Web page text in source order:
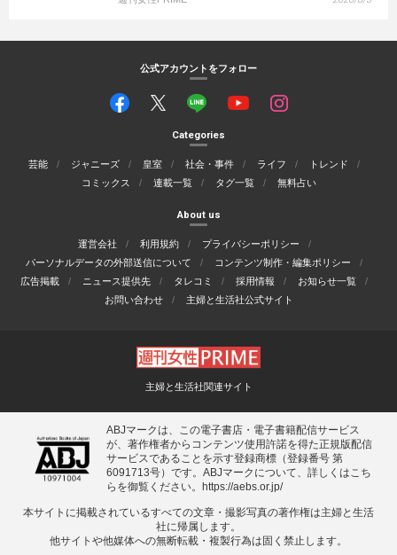
公式アカウントをフォロー
Categories
芸能 ジャニーズ 皇室 社会・事件 ライフ
トレンド
コミックス
連載一覧 タグ一覧 無料占い
About us
運営会社 利用規約
プライバシーポリシー
パーソナルデータの外部送信について
コンテンツ制作・編集ポリシー
広告掲載
ニュース提供先 タレコミ 採用情報
お知らせ一覧
お問い合わせ
主婦と生活社公式サイト
主婦と生活社関連サイト
ABJマークは、この電子書店・電子書籍配信サービス
が、著作権者からコンテンツ使用許諾を得た正規版配信
サービスであることを示す登録商標（登録番号 第
6091713号）です。ABJマークについて、詳しくはこち
らを御覧ください。
https://aebs.or.jp/
本サイトに掲載されているすべての⽂章・撮影写真の著作権は主婦と⽣活
社に帰属します。
他サイトや他媒体への無断転載・複製⾏為は固く禁⽌します。